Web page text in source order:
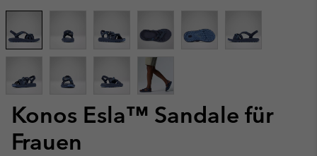
Konos Esla™ Sandale für
Frauen